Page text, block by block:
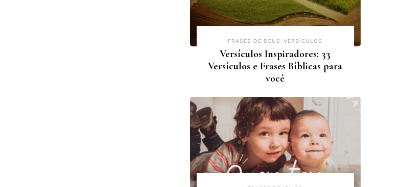
FRASES DE DEUS VERSÍCULOS
Versículos Inspiradores: 33
Versículos e Frases Bíblicas para
você